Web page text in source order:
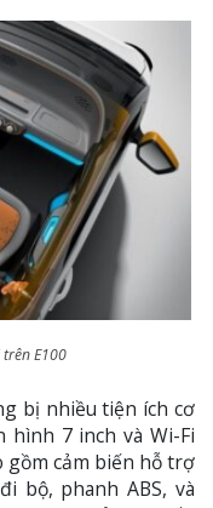
E100
bị nhiều tiện ích cơ
7 inch và Wi-Fi
gồm cảm biến hỗ trợ
bộ, phanh ABS, và